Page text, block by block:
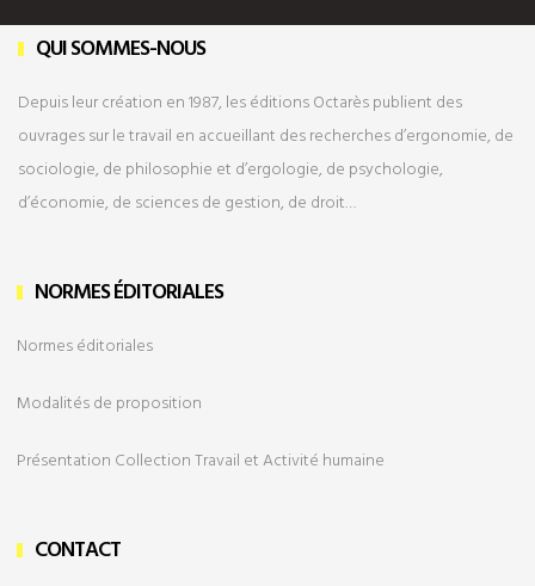
QUI SOMMES-NOUS
Depuis leur création en 1987, les éditions Octarès publient des
ouvrages sur le travail en accueillant des recherches d’ergonomie, de
sociologie, de philosophie et d’ergologie, de psychologie,
d’économie, de sciences de gestion, de droit…
NORMES ÉDITORIALES
Normes éditoriales
Modalités de proposition
Présentation Collection Travail et Activité humaine
CONTACT